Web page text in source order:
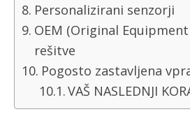
Personalizirani senzorji
OEM (Original
rešitve
Pogosto zastavljena
VAŠ NASLEDNJI